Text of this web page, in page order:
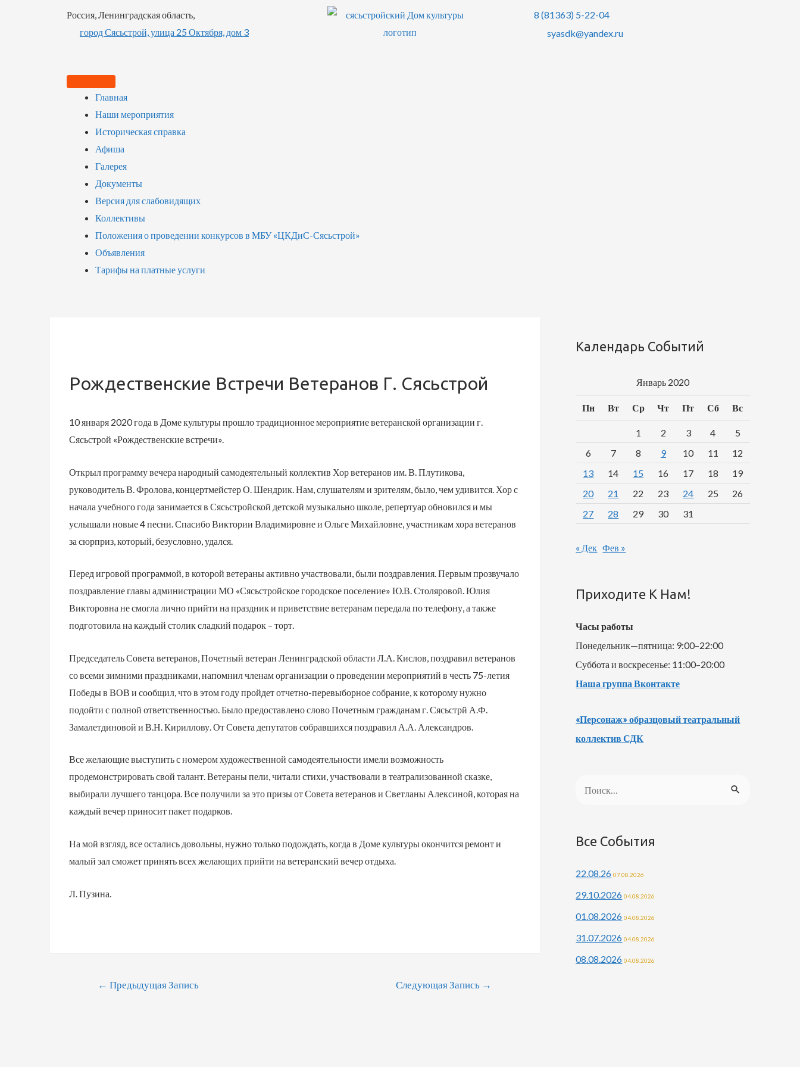
Россия, Ленинградская область,
город Сясьстрой, улица 25 Октября, дом 3
8 (81363) 5-22-04
syasdk@yandex.ru
Главная
Наши мероприятия
Историческая справка
Афиша
Галерея
Документы
Версия для слабовидящих
Коллективы
Положения о проведении конкурсов в МБУ «ЦКДиС-Сясьстрой»
Объявления
Тарифы на платные услуги
Рождественские Встречи Ветеранов Г. Сясьстрой
10 января 2020 года в Доме культуры прошло традиционное мероприятие ветеранской организации г.
Сясьстрой «Рождественские встречи».
Открыл программу вечера народный самодеятельный коллектив Хор ветеранов им. В. Плутикова,
руководитель В. Фролова, концертмейстер О. Шендрик. Нам, слушателям и зрителям, было, чем удивится. Хор с
начала учебного года занимается в Сясьстройской детской музыкально школе, репертуар обновился и мы
услышали новые 4 песни. Спасибо Виктории Владимировне и Ольге Михайловне, участникам хора ветеранов
за сюрприз, который, безусловно, удался.
Перед игровой программой, в которой ветераны активно участвовали, были поздравления. Первым прозвучало
поздравление главы администрации МО «Сясьстройское городское поселение» Ю.В. Столяровой. Юлия
Викторовна не смогла лично прийти на праздник и приветствие ветеранам передала по телефону, а также
подготовила на каждый столик сладкий подарок – торт.
Председатель Совета ветеранов, Почетный ветеран Ленинградской области Л.А. Кислов, поздравил ветеранов
со всеми зимними праздниками, напомнил членам организации о проведении мероприятий в честь 75-летия
Победы в ВОВ и сообщил, что в этом году пройдет отчетно-перевыборное собрание, к которому нужно
подойти с полной ответственностью. Было предоставлено слово Почетным гражданам г. Сясьстрй А.Ф.
Замалетдиновой и В.Н. Кириллову. От Совета депутатов собравшихся поздравил А.А. Александров.
Все желающие выступить с номером художественной самодеятельности имели возможность
продемонстрировать свой талант. Ветераны пели, читали стихи, участвовали в театрализованной сказке,
выбирали лучшего танцора. Все получили за это призы от Совета ветеранов и Светланы Алексиной, которая на
каждый вечер приносит пакет подарков.
На мой взгляд, все остались довольны, нужно только подождать, когда в Доме культуры окончится ремонт и
малый зал сможет принять всех желающих прийти на ветеранский вечер отдыха.
Л. Пузина.
← Предыдущая Запись Следующая Запись →
Календарь Событий
Январь 2020
Пн Вт Ср Чт Пт Сб Вс
1 2 3 4
5
6
7 8 9 10 11
12
13
14 15 16 17 18
19
20
21 22 23 24 25
26
27
28 29 30 31
« Дек Фев »
Приходите К Нам!
Часы работы
Понедельник—пятница: 9:00–22:00
Суббота и воскресенье: 11:00–20:00
Наша группа Вконтакте
«Персонаж» образцовый театральный
коллектив СДК
Все События
22.08.26 07.08.2026
29.10.2026 04.08.2026
01.08.2026 04.08.2026
31.07.2026 04.08.2026
08.08.2026 04.08.2026